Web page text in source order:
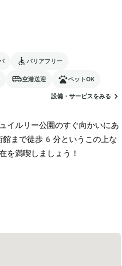
バリアフリー
空港送迎 ペットOK
設備・サービスをみる
イルリー公園のすぐ向かいにあ
まで徒歩6分というこの上な
を満喫しましょう！